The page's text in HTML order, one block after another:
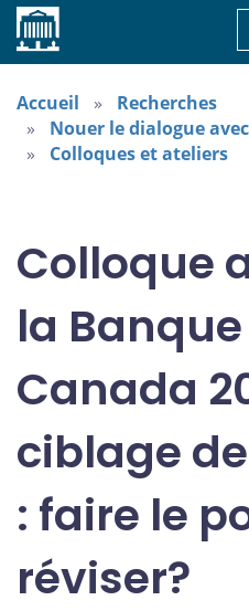
Accueil
Accueil
Recherches
Nouer le dialogue
Colloques et ateliers
Colloque
la
Canada
ciblage
: faire le
réviser?